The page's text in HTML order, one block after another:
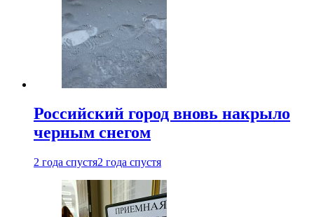
Российский город вновь накрыло
черным снегом
2 года спустя2 года спустя